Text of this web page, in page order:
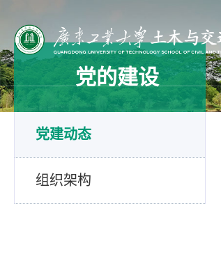
党的建设
党建动态
组织架构